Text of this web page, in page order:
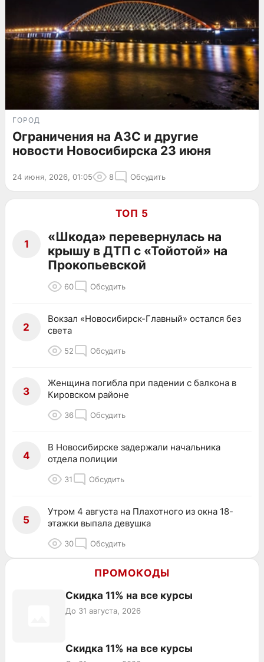
ГОРОД
Ограничения на АЗС и другие
новости Новосибирска 23 июня
24 июня, 2026, 01:05 8 Обсудить
ТОП 5
1
«Шкода» перевернулась на
крышу в ДТП с «Тойотой» на
Прокопьевской
60 Обсудить
2
Вокзал «Новосибирск-Главный» остался без
света
52 Обсудить
3
Женщина погибла при падении с балкона в
Кировском районе
36 Обсудить
4
В Новосибирске задержали начальника
отдела полиции
31 Обсудить
5
Утром 4 августа на Плахотного из окна 18-
этажки выпала девушка
30 Обсудить
ПРОМОКОДЫ
Скидка 11% на все курсы
До 31 августа, 2026
Скидка 11% на все курсы